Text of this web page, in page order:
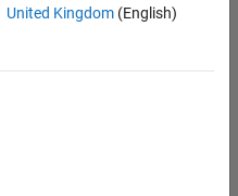
United Kingdom(English)